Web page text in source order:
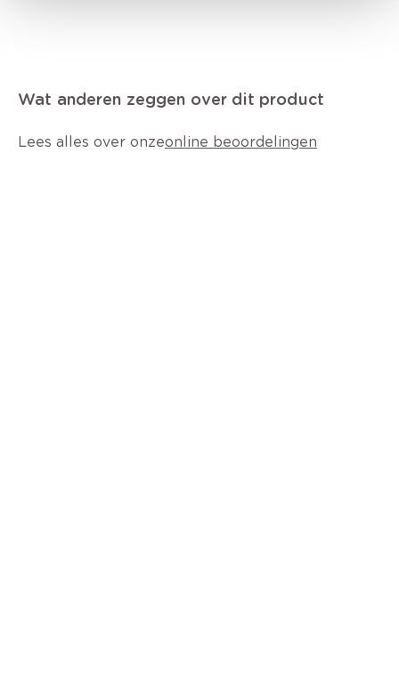
Wat anderen zeggen over dit product
Lees alles over onzeonline beoordelingen